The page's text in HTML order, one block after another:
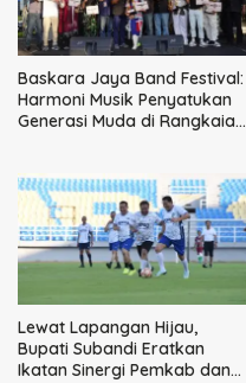
Baskara Jaya Band Festival:
Harmoni Musik Penyatukan
Generasi Muda di Rangkaian
Lewat Lapangan Hijau,
Bupati Subandi Eratkan
Ikatan Sinergi Pemkab dan